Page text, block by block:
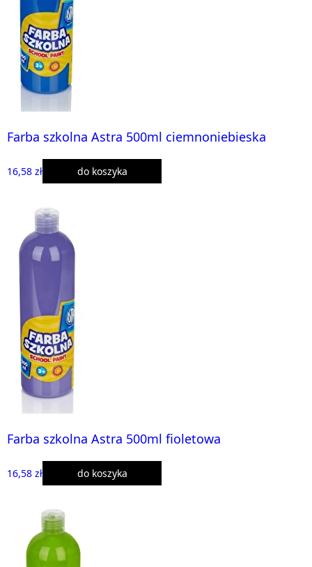
Farba szkolna Astra 500ml ciemnoniebieska
16,58 zł do koszyka
Farba szkolna Astra 500ml fioletowa
16,58 zł do koszyka